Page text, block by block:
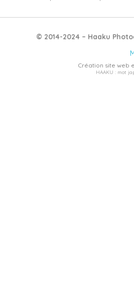
© 2014-2024 – Haaku
Création site web
HAAKU : mot